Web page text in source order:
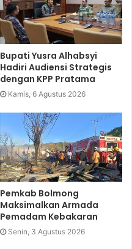
Bupati Yusra Alhabsyi
Hadiri Audiensi Strategis
dengan KPP Pratama
Kamis, 6 Agustus 2026
Pemkab Bolmong
Maksimalkan Armada
Pemadam Kebakaran
Senin, 3 Agustus 2026